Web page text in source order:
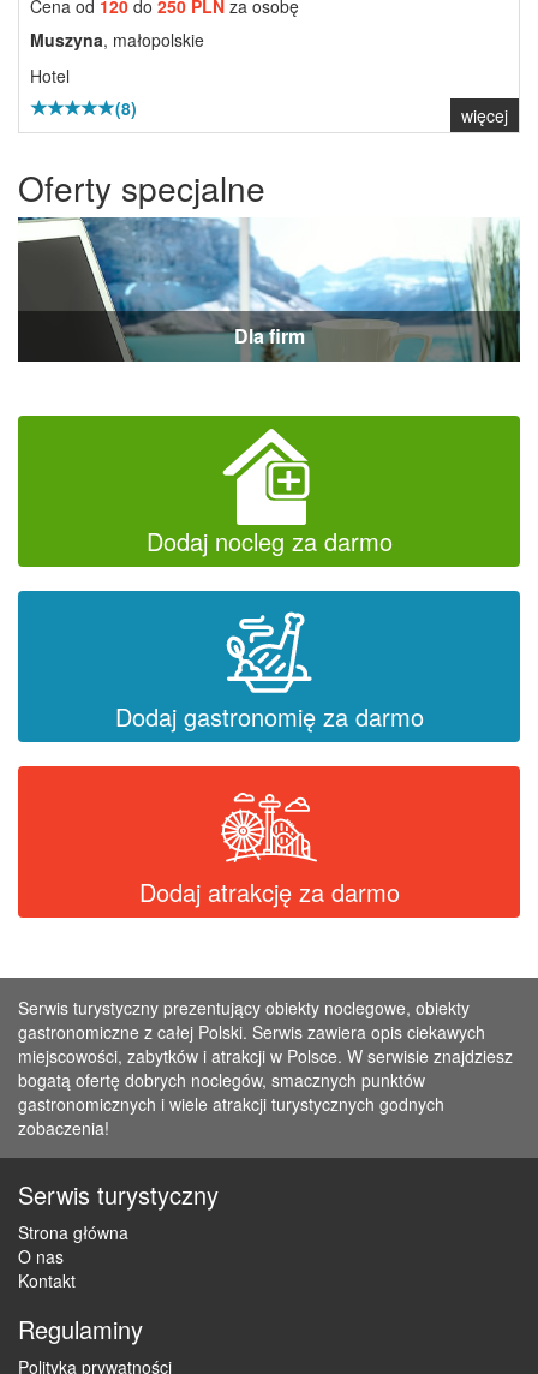
Cena od 120 do 250 PLN za osobę
Muszyna, małopolskie
Hotel
(8)
więcej
Oferty specjalne
Dla firm
Dodaj nocleg za darmo
Dodaj gastronomię za darmo
Dodaj atrakcję za darmo
Serwis turystyczny prezentujący obiekty noclegowe, obiekty
gastronomiczne z całej Polski. Serwis zawiera opis ciekawych
miejscowości, zabytków i atrakcji w Polsce. W serwisie znajdziesz
bogatą ofertę dobrych noclegów, smacznych punktów
gastronomicznych i wiele atrakcji turystycznych godnych
zobaczenia!
Serwis turystyczny
Strona główna
O nas
Kontakt
Regulaminy
Polityka prywatności